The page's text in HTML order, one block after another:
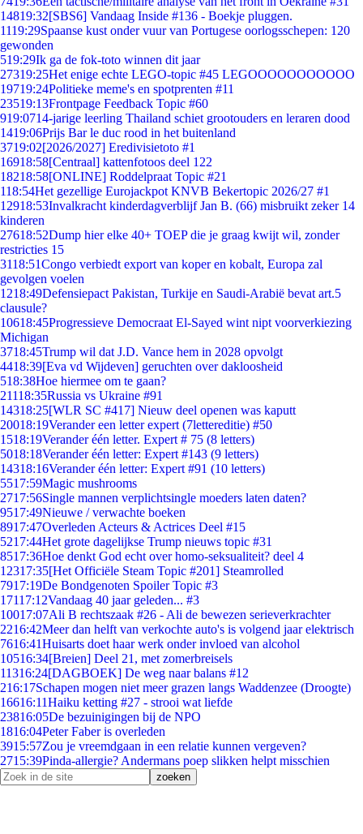
14819:32[SBS6] Vandaag Inside #136 - Boekje pluggen.
1119:29Spaanse kust onder vuur van Portugese oorlogsschepen: 120
gewonden
519:29Ik ga de fok-toto winnen dit jaar
27319:25Het enige echte LEGO-topic #45 LEGOOOOOOOOOOO
19719:24Politieke meme's en spotprenten #11
23519:13Frontpage Feedback Topic #60
919:0714-jarige leerling Thailand schiet grootouders en leraren dood
1419:06Prijs Bar le duc rood in het buitenland
3719:02[2026/2027] Eredivisietoto #1
16918:58[Centraal] kattenfotoos deel 122
18218:58[ONLINE] Roddelpraat Topic #21
118:54Het gezellige Eurojackpot KNVB Bekertopic 2026/27 #1
12918:53Invalkracht kinderdagverblijf Jan B. (66) misbruikt zeker 14
kinderen
27618:52Dump hier elke 40+ TOEP die je graag kwijt wil, zonder
restricties 15
3118:51Congo verbiedt export van koper en kobalt, Europa zal
gevolgen voelen
1218:49Defensiepact Pakistan, Turkije en Saudi-Arabië bevat art.5
clausule?
10618:45Progressieve Democraat El-Sayed wint nipt voorverkiezing
Michigan
3718:45Trump wil dat J.D. Vance hem in 2028 opvolgt
4418:39[Eva vd Wijdeven] geruchten over dakloosheid
518:38Hoe hiermee om te gaan?
21118:35Russia vs Ukraine #91
14318:25[WLR SC #417] Nieuw deel openen was kaputt
20018:19Verander een letter expert (7lettereditie) #50
1518:19Verander één letter. Expert # 75 (8 letters)
5018:18Verander één letter: Expert #143 (9 letters)
14318:16Verander één letter: Expert #91 (10 letters)
5517:59Magic mushrooms
2717:56Single mannen verplichtsingle moeders laten daten?
9517:49Nieuwe / verwachte boeken
8917:47Overleden Acteurs & Actrices Deel #15
5217:44Het grote dagelijkse Trump nieuws topic #31
8517:36Hoe denkt God echt over homo-seksualiteit? deel 4
12317:35[Het Officiële Steam Topic #201] Steamrolled
7917:19De Bondgenoten Spoiler Topic #3
17117:12Vandaag 40 jaar geleden... #3
10017:07Ali B rechtszaak #26 - Ali de bewezen serieverkrachter
2216:42Meer dan helft van verkochte auto's is volgend jaar elektrisch
7616:41Huisarts doet haar werk onder invloed van alcohol
10516:34[Breien] Deel 21, met zomerbreisels
11316:24[DAGBOEK] De weg naar balans #12
216:17Schapen mogen niet meer grazen langs Waddenzee (Droogte)
16616:11Haiku ketting #27 - strooi wat liefde
23816:05De bezuinigingen bij de NPO
1816:04Peter Faber is overleden
3915:57Zou je vreemdgaan in een relatie kunnen vergeven?
2715:39Pinda-allergie? Andermans poep slikken helpt misschien